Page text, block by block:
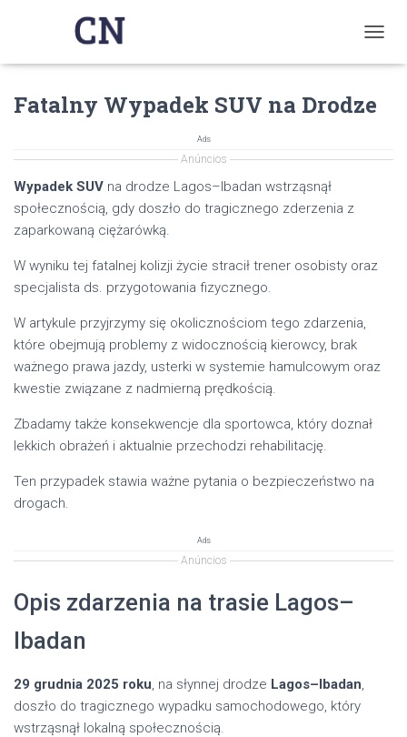
O
L
I
Fatalny Wypadek SUV na Drodze
Ads
Anúncios
Wypadek SUV na drodze Lagos–Ibadan wstrząsnął
społecznością, gdy doszło do tragicznego zderzenia z
zaparkowaną ciężarówką.
W wyniku tej fatalnej kolizji życie stracił trener osobisty oraz
specjalista ds. przygotowania fizycznego.
W artykule przyjrzymy się okolicznościom tego zdarzenia,
które obejmują problemy z widocznością kierowcy, brak
ważnego prawa jazdy, usterki w systemie hamulcowym oraz
kwestie związane z nadmierną prędkością.
Zbadamy także konsekwencje dla sportowca, który doznał
lekkich obrażeń i aktualnie przechodzi rehabilitację.
Ten przypadek stawia ważne pytania o bezpieczeństwo na
drogach.
Ads
Anúncios
Opis zdarzenia na trasie Lagos–
Ibadan
29 grudnia 2025 roku, na słynnej drodze Lagos–Ibadan,
doszło do tragicznego wypadku samochodowego, który
wstrząsnął lokalną społecznością.